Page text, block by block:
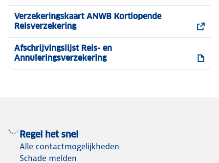
Verzekeringskaart ANWB Kortlopende
Reisverzekering
Afschrijvingslijst Reis- en
Annuleringsverzekering
Regel het snel
Alle contactmogelijkheden
Schade melden